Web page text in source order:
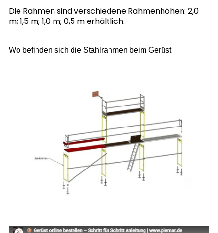
Die Rahmen sind verschiedene Rahmenhöhen: 2,0
m; 1,5 m; 1,0 m; 0,5 m erhältlich.
Wo befinden sich die Stahlrahmen beim Gerüst